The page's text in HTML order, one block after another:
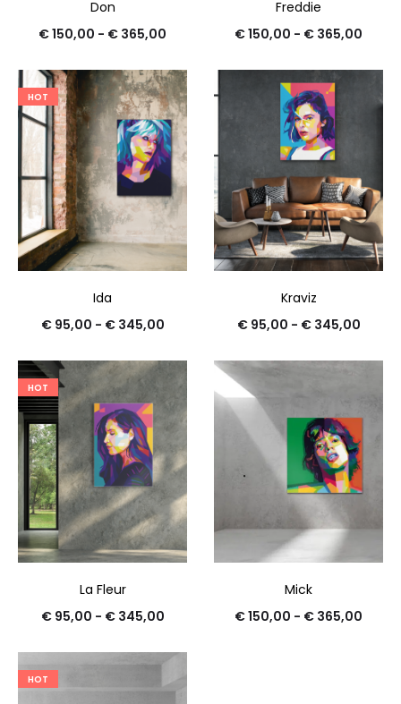
Don
€150,00 - € 365,00
Freddie
€150,00 - € 365,00
HOT
Ida
€95,00 - €345,00
Kraviz
€95,00 - €345,00
HOT
La Fleur
€95,00 - €345,00
Mick
€150,00 - € 365,00
HOT